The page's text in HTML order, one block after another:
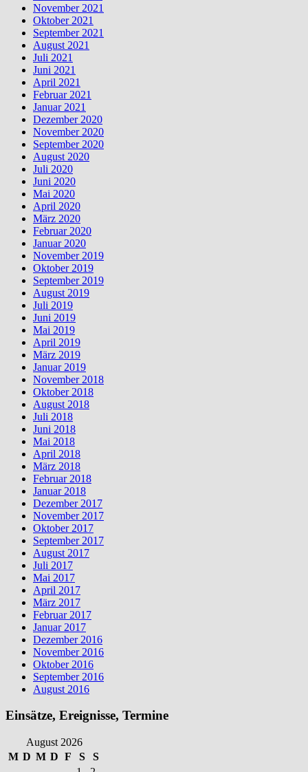
November 2021
Oktober 2021
September 2021
August 2021
Juli 2021
Juni 2021
April 2021
Februar 2021
Januar 2021
Dezember 2020
November 2020
September 2020
August 2020
Juli 2020
Juni 2020
Mai 2020
April 2020
März 2020
Februar 2020
Januar 2020
November 2019
Oktober 2019
September 2019
August 2019
Juli 2019
Juni 2019
Mai 2019
April 2019
März 2019
Januar 2019
November 2018
Oktober 2018
August 2018
Juli 2018
Juni 2018
Mai 2018
April 2018
März 2018
Februar 2018
Januar 2018
Dezember 2017
November 2017
Oktober 2017
September 2017
August 2017
Juli 2017
Mai 2017
April 2017
März 2017
Februar 2017
Januar 2017
Dezember 2016
November 2016
Oktober 2016
September 2016
August 2016
Einsätze, Ereignisse, Termine
August 2026
M D M D F S
S